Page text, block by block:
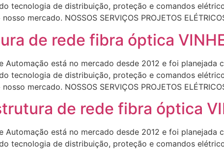
tecnologia de distribuição, proteção e comandos
mercado. NOSSOS SERVIÇOS PROJETOS
de rede fibra óptica
Automação está no mercado desde 2012 e foi
tecnologia de distribuição, proteção e comandos
mercado. NOSSOS SERVIÇOS PROJETOS
de rede fibra óptica
Automação está no mercado desde 2012 e foi
tecnologia de distribuição, proteção e comandos